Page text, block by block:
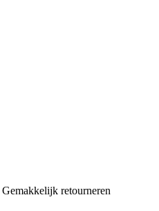
Gemakkelijk retourneren